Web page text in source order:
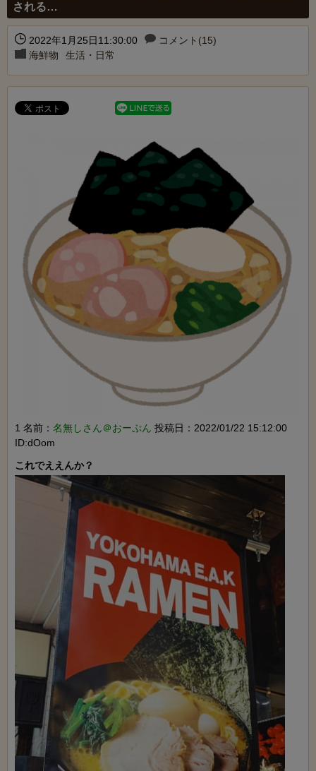
される…
2022年1月25日11:30:00
コメント(15)
海鮮物
生活・日常
1 名前： 名無しさん＠おーぷん 投稿日：2022/01/22 15:12:00
ID:dOom